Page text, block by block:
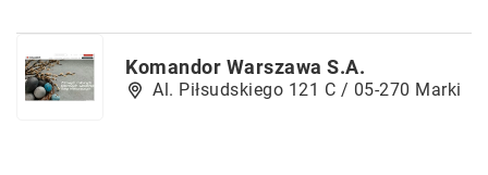
Komandor Warszawa S.A.
Al. Piłsudskiego 121 C / 05-270 Marki